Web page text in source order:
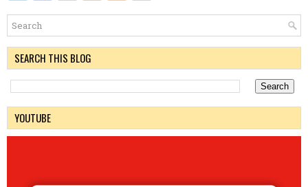
SEARCH THIS BLOG
YOUTUBE